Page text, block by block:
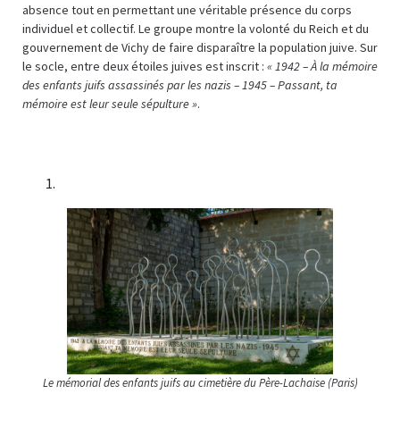
absence tout en permettant une véritable présence du corps
individuel et collectif. Le groupe montre la volonté du Reich et du
gouvernement de Vichy de faire disparaître la population juive. Sur
le socle, entre deux étoiles juives est inscrit : « 1942 – À la mémoire
des enfants juifs assassinés par les nazis – 1945 – Passant, ta
mémoire est leur seule sépulture ».
Le mémorial des enfants juifs au cimetière du Père-Lachaise (Paris)